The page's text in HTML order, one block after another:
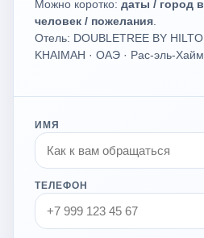
Можно коротко: даты / город
человек / пожелания
Отель: DOUBLETREE BY
KHAIMAH · ОАЭ · Рас-эль-
ИМЯ
ТЕЛЕФОН